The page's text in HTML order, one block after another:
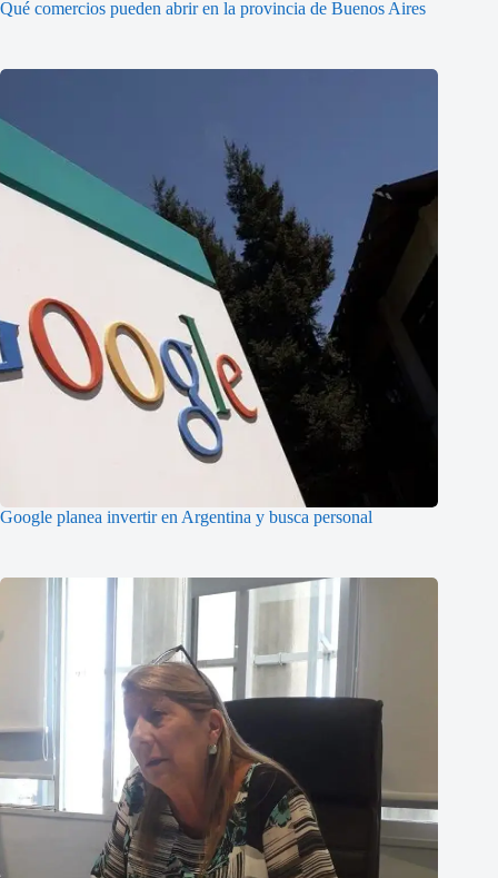
Qué comercios pueden abrir en la provincia de Buenos Aires
Google planea invertir en Argentina y busca personal